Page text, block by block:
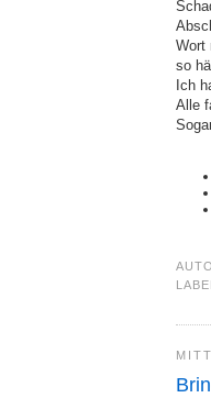
Wort
so
Ich
Alle